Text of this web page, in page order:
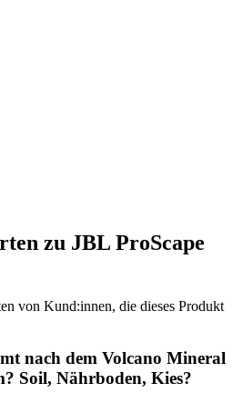
zu JBL ProScape
von Kund:innen, die dieses Produkt
nach dem Volcano Mineral
Soil, Nährboden, Kies?